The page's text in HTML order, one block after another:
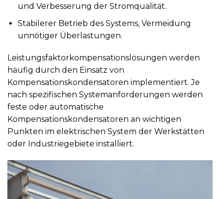
und Verbesserung der Stromqualität.
Stabilerer Betrieb des Systems, Vermeidung
unnötiger Überlastungen.
Leistungsfaktorkompensationslösungen werden
häufig durch den Einsatz von
Kompensationskondensatoren implementiert. Je
nach spezifischen Systemanforderungen werden
feste oder automatische
Kompensationskondensatoren an wichtigen
Punkten im elektrischen System der Werkstätten
oder Industriegebiete installiert.